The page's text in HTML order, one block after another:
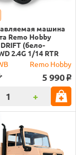
машина
Remo Hobby
(бело-
2.4G 1/14 RTR
Remo Hobby
5 990 o
+